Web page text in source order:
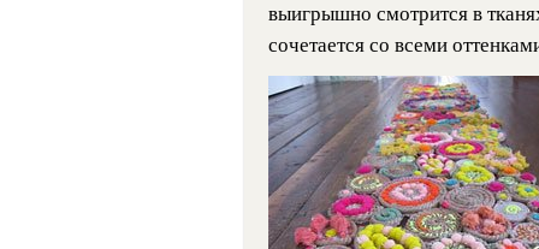
выигрышно смотрится в
сочетается со всеми